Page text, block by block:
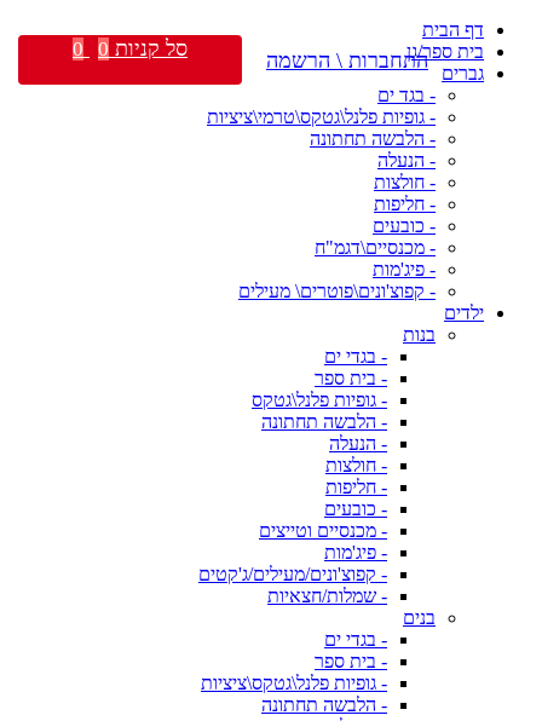
דף הבית
בית ספר/גן
גברים
- בגד ים
- גופיות פלנל\גטקס\טרמי\ציציות
- הלבשה תחתונה
- הנעלה
- חולצות
- חליפות
- כובעים
- מכנסיים\דגמ"ח
- פיג'מות
- קפוצ'ונים\פוטרים\ מעילים
ילדים
בנות
- בגדי ים
- בית ספר
- גופיות פלנל\גטקס
- הלבשה תחתונה
- הנעלה
- חולצות
- חליפות
- כובעים
- מכנסיים וטייצים
- פיג'מות
- קפוצ'ונים/מעילים/ג'קטים
- שמלות/חצאיות
בנים
- בגדי ים
- בית ספר
- גופיות פלנל\גטקס\ציציות
- הלבשה תחתונה
התחברות \ הרשמה סל קניות 0
0